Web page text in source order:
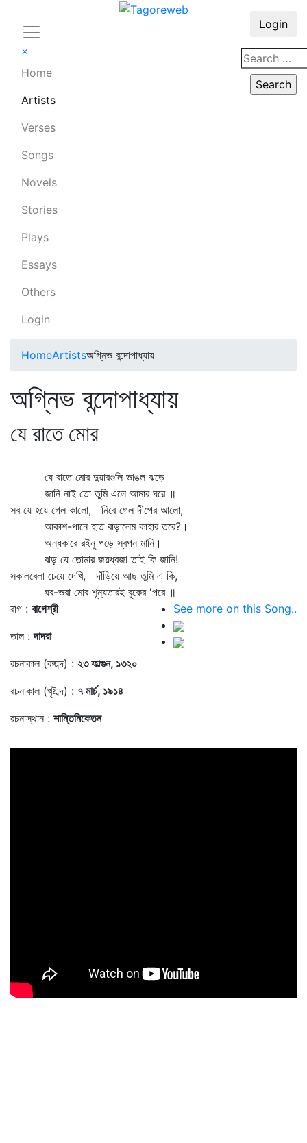
×
Home
Artists
Verses
Songs
Novels
Stories
Plays
Essays
Others
Login
Login
HomeArtistsঅগ্নিভ বন্দোপাধ্যায়
অগ্নিভ বন্দোপাধ্যায়
যে রাতে মোর
যে রাতে মোর দুয়ারগুলি ভাঙল ঝড়ে
জানি নাই তো তুমি এলে আমার ঘরে ॥
সব যে হয়ে গেল কালো, নিবে গেল দীপের আলো,
আকাশ-পানে হাত বাড়ালেম কাহার তরে?।
অন্ধকারে রইনু পড়ে স্বপন মানি।
ঝড় যে তোমার জয়ধ্বজা তাই কি জানি!
সকালবেলা চেয়ে দেখি, দাঁড়িয়ে আছ তুমি এ কি,
ঘর-ভরা মোর শূন্যতারই বুকের 'পরে ॥
রাগ : বাগেশ্রী
তাল :দাদরা
রচনাকাল (বঙ্গাব্দ) : ২৩ ফাল্গুন, ১৩২০
রচনাকাল (খৃষ্টাব্দ) : ৭ মার্চ, ১৯১৪
রচনাস্থান : শান্তিনিকেতন
See more on this Song..